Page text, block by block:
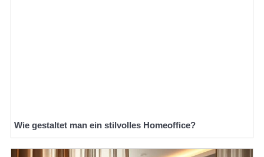
Wie gestaltet man ein stilvolles Homeoffice?